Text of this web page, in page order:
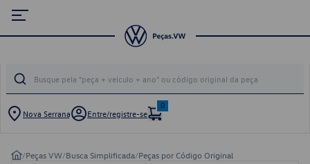
Nova Serrana Entre/registre-se
0
/Peças VW/Busca Simplificada/Peças por Código Original